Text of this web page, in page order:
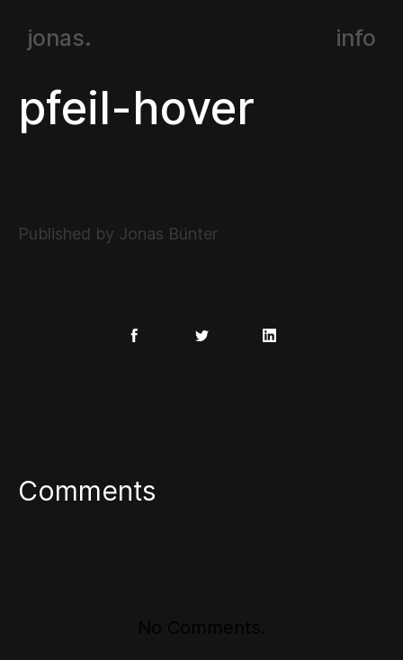
jonas. info
pfeil-hover
Published by Jonas Bünter
Comments